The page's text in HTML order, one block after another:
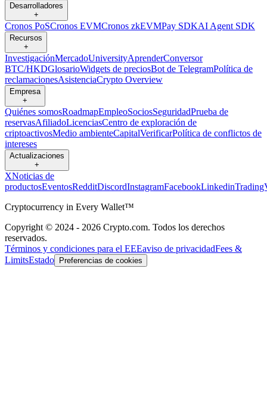
Desarrolladores
+
Cronos PoSCronos EVMCronos zkEVMPay SDKAI Agent SDK
Recursos
+
InvestigaciónMercadoUniversityAprenderConversor
BTC/HKDGlosarioWidgets de preciosBot de TelegramPolítica de
reclamacionesAsistenciaCrypto Overview
Empresa
+
Quiénes somosRoadmapEmpleoSociosSeguridadPrueba de
reservasAfiliadoLicenciasCentro de exploración de
criptoactivosMedio ambienteCapitalVerificarPolítica de conflictos de
intereses
Actualizaciones
+
XNoticias de
productosEventosRedditDiscordInstagramFacebookLinkedin
Cryptocurrency in Every Wallet™
Copyright © 2024 - 2026 Crypto.com. Todos los derechos
reservados.
Términos y condiciones para el EEEaviso de privacidadFees &
LimitsEstado Preferencias de cookies